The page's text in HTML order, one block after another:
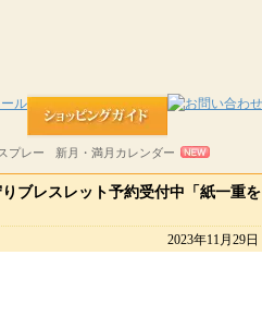
プレー 新月・満月カレンダー
ブレスレット予約受付中「紙一重を
2023年11月29日